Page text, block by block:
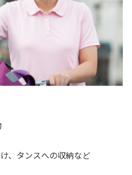
、タンスへの収納など